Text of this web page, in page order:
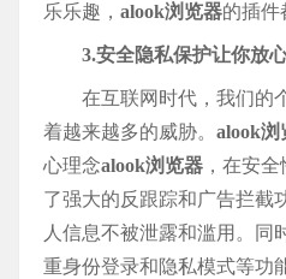
乐乐趣， alook浏览器的插件
3.安全隐私保护让你放
在互联网时代，我们的
着越来越多的威胁。 alook浏
心理念alook浏览器 ，在安
了强大的反跟踪和广告拦截
人信息不被泄露和滥用。同
重身份登录和隐私模式等功